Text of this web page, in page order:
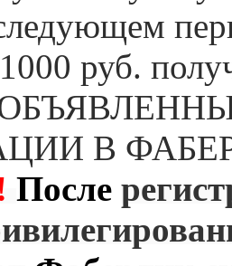
1000 руб.
В
После